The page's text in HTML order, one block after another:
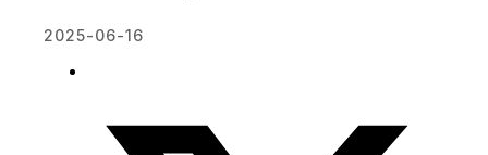
2025-06-16